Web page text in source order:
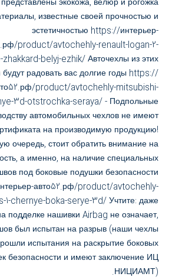
экокожа, велюр и рогожка
известные своей прочностью и
эстетичностью https://интерьер-
product/avtochehly-renault-logan-2-
belyj-ezhik/ Авточехлы из этих
будут радовать вас долгие годы https://
product/avtochehly-mitsubishi-
3d-otstrochka-seraya/ - Подпольные
автомобильных чехлов не имеют
на производимую продукцию!
очередь, стоит обратить внимание на
а именно, на наличие специальных
под боковые подушки безопасности
авто52.рф/product/avtochehly-
1-chernye-boka-serye-3d/ Учтите: даже
подделке нашивки Airbag не означает,
был испытан на разрыв (наши чехлы
испытания на раскрытие боковых
безопасности и имеют заключение ИЦ
НИЦИАМТ).